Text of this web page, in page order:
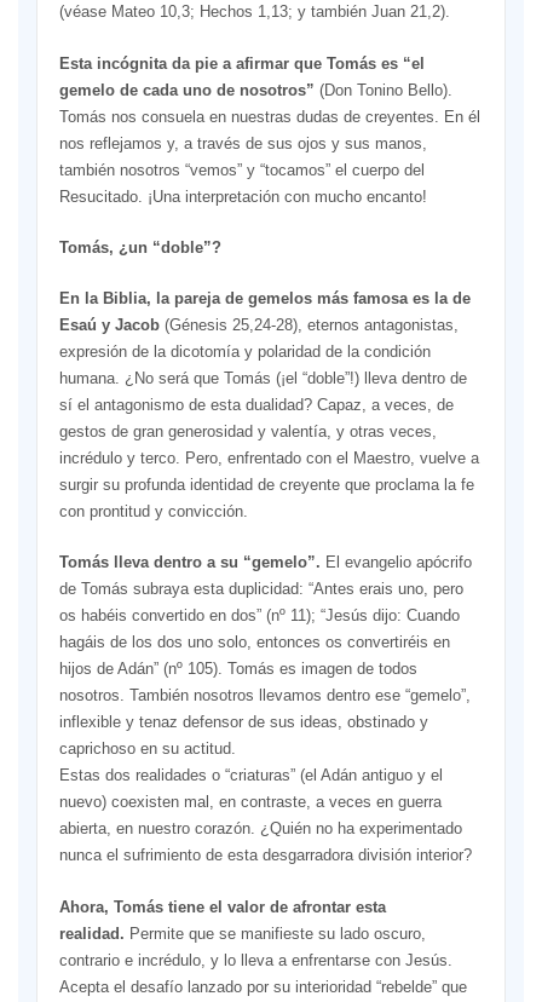
(véase Mateo 10,3; Hechos 1,13; y también Juan 21,2).
Esta incógnita da pie a afirmar que Tomás es “el
gemelo de cada uno de nosotros” (Don Tonino Bello).
Tomás nos consuela en nuestras dudas de creyentes. En él
nos reflejamos y, a través de sus ojos y sus manos,
también nosotros “vemos” y “tocamos” el cuerpo del
Resucitado. ¡Una interpretación con mucho encanto!
Tomás, ¿un “doble”?
En la Biblia, la pareja de gemelos más famosa es la de
Esaú y Jacob (Génesis 25,24-28), eternos antagonistas,
expresión de la dicotomía y polaridad de la condición
humana. ¿No será que Tomás (¡el “doble”!) lleva dentro de
sí el antagonismo de esta dualidad? Capaz, a veces, de
gestos de gran generosidad y valentía, y otras veces,
incrédulo y terco. Pero, enfrentado con el Maestro, vuelve a
surgir su profunda identidad de creyente que proclama la fe
con prontitud y convicción.
Tomás lleva dentro a su “gemelo”. El evangelio apócrifo
de Tomás subraya esta duplicidad: “Antes erais uno, pero
os habéis convertido en dos” (nº 11); “Jesús dijo: Cuando
hagáis de los dos uno solo, entonces os convertiréis en
hijos de Adán” (nº 105). Tomás es imagen de todos
nosotros. También nosotros llevamos dentro ese “gemelo”,
inflexible y tenaz defensor de sus ideas, obstinado y
caprichoso en su actitud.
Estas dos realidades o “criaturas” (el Adán antiguo y el
nuevo) coexisten mal, en contraste, a veces en guerra
abierta, en nuestro corazón. ¿Quién no ha experimentado
nunca el sufrimiento de esta desgarradora división interior?
Ahora, Tomás tiene el valor de afrontar esta
realidad. Permite que se manifieste su lado oscuro,
contrario e incrédulo, y lo lleva a enfrentarse con Jesús.
Acepta el desafío lanzado por su interioridad “rebelde” que